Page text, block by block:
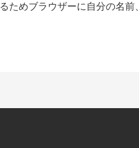
ためブラウザーに自分の名前